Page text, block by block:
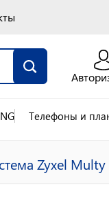
Телефоны и
Zyxel